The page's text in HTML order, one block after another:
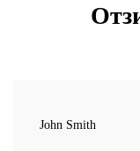
John Smith